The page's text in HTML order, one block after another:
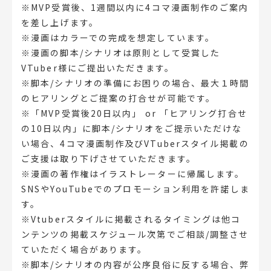
※MVP受賞後、1週間以内に4コマ漫画制作のご案内
を差し上げます。
※漫画はカラーでの完成を想定しています。
※漫画の脚本/シナリオは原則として受賞した
VTuber様にご提出いただきます。
※脚本/シナリオの準備にお困りの場合、最大１時間
のヒアリングとご提案の打合せが可能です。
※「MVP受賞後20日以内」 or 「ヒアリング打合せ
の10日以内」に脚本/シナリオをご提示いただけな
い場合、4コマ漫画制作及びVTuberスタイル掲載の
ご支援は取り下げさせていただきます。
※漫画の著作権はイラストレーターに帰属します。
SNSやYouTubeでのプロモーション利用を許諾しま
す。
※Vtuberスタイルに掲載されるタイミングは他コ
ンテンツの掲載スケジュール次第でご相談/調整させ
ていただく場合があります。
※脚本/シナリオの内容が公序良俗に反する場合、弊